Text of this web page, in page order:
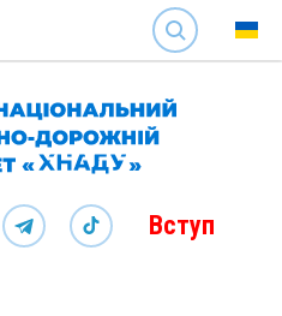
SEARCH
Вступ